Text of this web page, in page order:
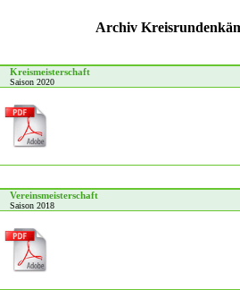
Archiv
Kreismeisterschaft
Saison 2020
Vereinsmeisterschaft
Saison 2018